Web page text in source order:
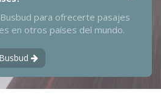
para ofrecerte pasajes
en otros países del mundo.